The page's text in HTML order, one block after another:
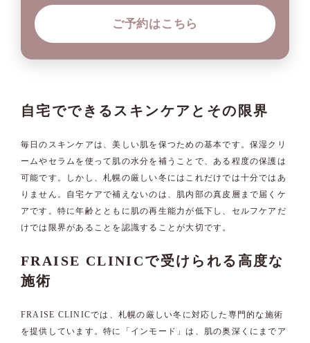
ご予約はこちら
自宅でできるスキンケアとその限界
毎日のスキンケアは、美しい肌を保つための基本です。保湿クリ
ームやセラムを使って肌の水分を補うことで、ある程度の保護は
可能です。しかし、札幌の厳しい冬にはこれだけでは十分ではあ
りません。自宅ケアで補えないのは、肌内部の真皮層まで届くケ
アです。特に年齢とともに肌の再生能力が低下し、セルフケアだ
けでは限界があることを認識することが大切です。
FRAISE CLINICで受けられる高度な
施術
FRAISE CLINICでは、札幌の厳しい冬に対応した専門的な施術
を提供しています。特に「インモード」は、肌の奥深くにまでア